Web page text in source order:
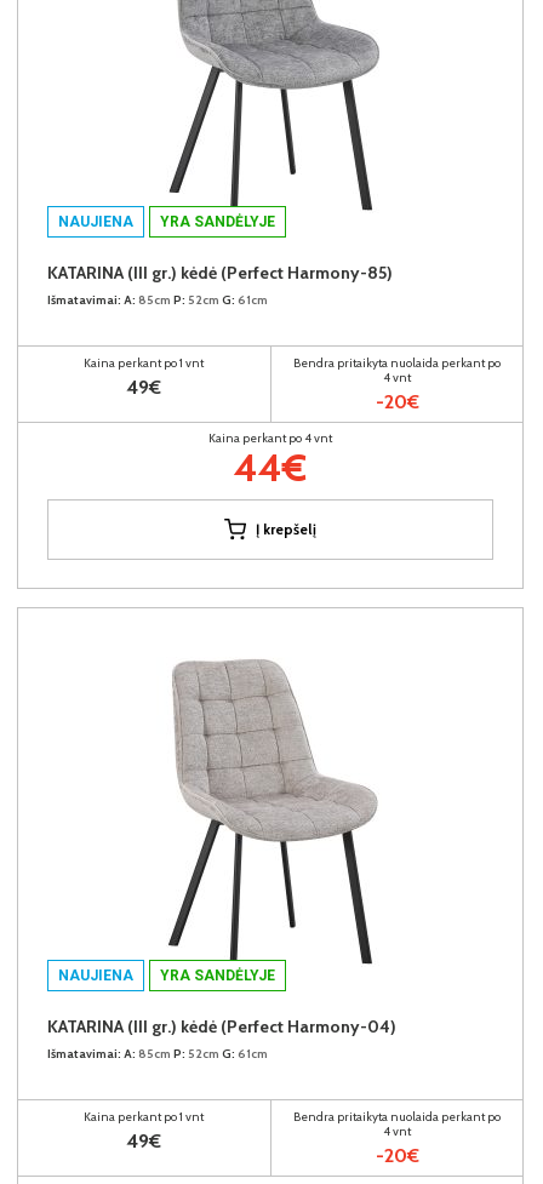
NAUJIENA YRA SANDĖLYJE
KATARINA (III gr.) kėdė (Perfect Harmony-85)
Išmatavimai: A: 85cm P: 52cm G: 61cm
Kaina perkant po 1 vnt
49€
Bendra pritaikyta nuolaida perkant po
4 vnt
-20€
Kaina perkant po 4 vnt
44€
Į krepšelį
NAUJIENA YRA SANDĖLYJE
KATARINA (III gr.) kėdė (Perfect Harmony-04)
Išmatavimai: A: 85cm P: 52cm G: 61cm
Kaina perkant po 1 vnt
49€
Bendra pritaikyta nuolaida perkant po
4 vnt
-20€